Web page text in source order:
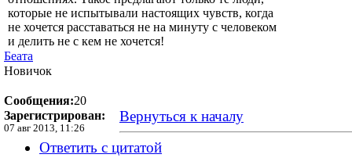
которые не испытывали настоящих чувств, когда
не хочется расставаться не на минуту с человеком
и делить не с кем не хочется!
Беата
Новичок
Сообщения:20
Зарегистрирован:
07 авг 2013, 11:26
Вернуться к началу
Ответить с цитатой